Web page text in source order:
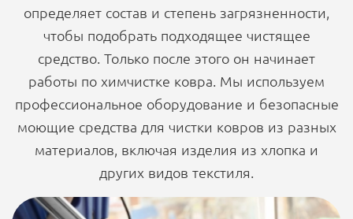
определяет состав и степень загрязненности,
чтобы подобрать подходящее чистящее
средство. Только после этого он начинает
работы по химчистке ковра. Мы используем
профессиональное оборудование и безопасные
моющие средства для чистки ковров из разных
материалов, включая изделия из хлопка и
других видов текстиля.